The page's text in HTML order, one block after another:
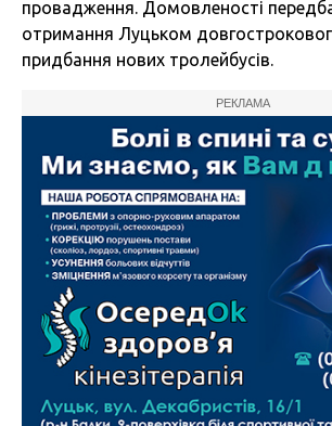
провадження. Домовленості
отримання Луцьком
придбання нових тролейбусів.
РЕКЛАМА